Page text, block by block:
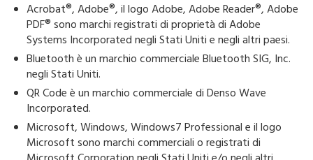
Acrobat®, Adobe®, il logo Adobe, Adobe Reader®, Adobe
PDF® sono marchi registrati di proprietà di Adobe
Systems Incorporated negli Stati Uniti e negli altri paesi.
Bluetooth è un marchio commerciale Bluetooth SIG, Inc.
negli Stati Uniti.
QR Code è un marchio commerciale di Denso Wave
Incorporated.
Microsoft, Windows, Windows7 Professional e il logo
Microsoft sono marchi commerciali o registrati di